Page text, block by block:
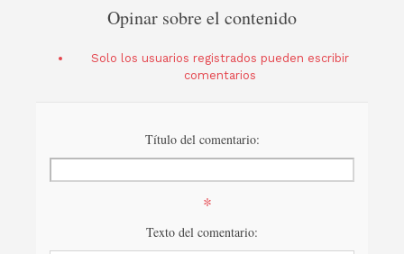
Opinar sobre el contenido
Solo los usuarios registrados pueden escribir
comentarios
Título del comentario:
*
Texto del comentario: